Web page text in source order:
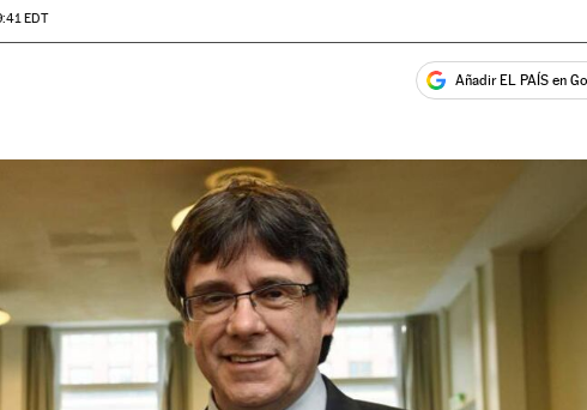
EDT
en TwitterRedes Sociales Añadir EL PAÍS en